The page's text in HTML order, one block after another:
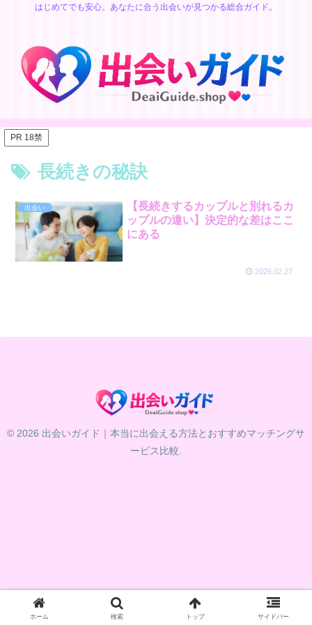
はじめてでも安心。あなたに合う出会いが見つかる総合ガイド。
PR 18禁
長続きの秘訣
出会い
【長続きするカップルと別れるカ
ップルの違い】決定的な差はここ
にある
2026.02.27
© 2026 出会いガイド｜本当に出会える方法とおすすめマッチングサ
ービス比較.
ホーム 検索 トップ サイドバー